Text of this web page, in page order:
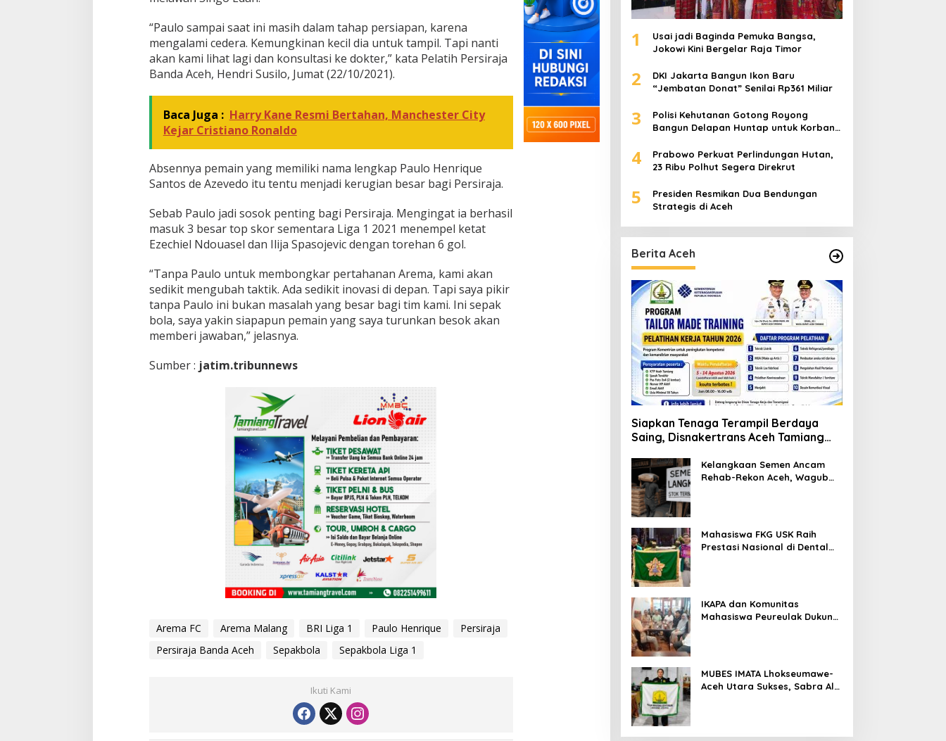
n
i
“Paulo sampai saat ini masih dalam tahap persiapan, karena
mengalami cedera. Kemungkinan kecil dia untuk tampil. Tapi nanti
akan kami lihat lagi dan konsultasi ke dokter,” kata Pelatih Persiraja
Banda Aceh, Hendri Susilo, Jumat (22/10/2021).
Baca Juga : Harry Kane Resmi Bertahan, Manchester City
Kejar Cristiano Ronaldo
Absennya pemain yang memiliki nama lengkap Paulo Henrique
Santos de Azevedo itu tentu menjadi kerugian besar bagi Persiraja.
Sebab Paulo jadi sosok penting bagi Persiraja. Mengingat ia berhasil
masuk 3 besar top skor sementara Liga 1 2021 menempel ketat
Ezechiel Ndouasel dan Ilija Spasojevic dengan torehan 6 gol.
“Tanpa Paulo untuk membongkar pertahanan Arema, kami akan
sedikit mengubah taktik. Ada sedikit inovasi di depan. Tapi saya pikir
tanpa Paulo ini bukan masalah yang besar bagi tim kami. Ini sepak
bola, saya yakin siapapun pemain yang saya turunkan besok akan
memberi jawaban,” jelasnya.
Sumber : jatim.tribunnews
Arema FC Arema Malang BRI Liga 1 Paulo Henrique
Persiraja
Persiraja Banda Aceh
Sepakbola Sepakbola Liga 1
Ikuti Kami
1
Usai jadi Baginda Pemuka Bangsa,
Jokowi Kini Bergelar Raja Timor
2
DKI Jakarta Bangun Ikon Baru
“Jembatan Donat” Senilai Rp361 Miliar
3
Polisi Kehutanan Gotong Royong
Bangun Delapan Huntap untuk Korban
4
Prabowo Perkuat Perlindungan Hutan,
23 Ribu Polhut Segera Direkrut
5
Presiden Resmikan Dua Bendungan
Strategis di Aceh
Berita Aceh
Siapkan Tenaga Terampil Berdaya
Saing, Disnakertrans Aceh Tamiang
Kelangkaan Semen Ancam
Rehab-Rekon Aceh, Wagub
Mahasiswa FKG USK Raih
Prestasi Nasional di Dental
IKAPA dan Komunitas
Mahasiswa Peureulak Dukung
MUBES IMATA Lhokseumawe-
Aceh Utara Sukses, Sabra Al